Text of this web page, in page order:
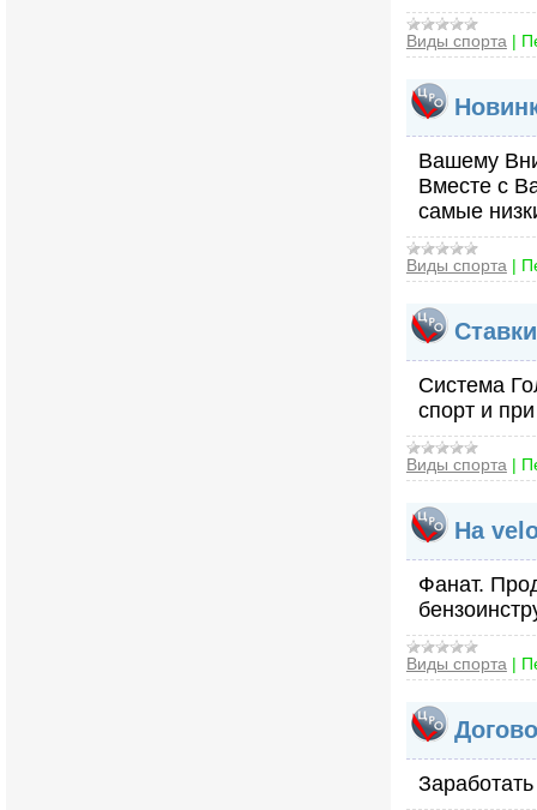
Виды спорта |
Вашему
Вместе с
самые
Виды спорта |
Система
спорт и
Виды спорта |
На
Фанат.
Виды спорта |